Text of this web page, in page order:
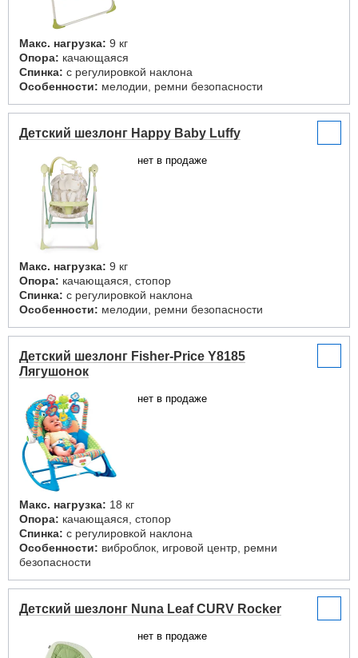
Макс. нагрузка: 9 кг
Опора: качающаяся
Спинка: с регулировкой наклона
Особенности: мелодии, ремни безопасности
Детский шезлонг Happy Baby Luffy
нет в продаже
Макс. нагрузка: 9 кг
Опора: качающаяся, стопор
Спинка: с регулировкой наклона
Особенности: мелодии, ремни безопасности
Детский шезлонг Fisher-Price Y8185
Лягушонок
нет в продаже
Макс. нагрузка: 18 кг
Опора: качающаяся, стопор
Спинка: с регулировкой наклона
Особенности: виброблок, игровой центр, ремни
безопасности
Детский шезлонг Nuna Leaf CURV Rocker
нет в продаже